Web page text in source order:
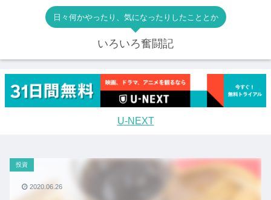
日々何かやったり、気になったりしたこととか
いろいろ奮闘記
U-NEXT
投資
2020.06.26